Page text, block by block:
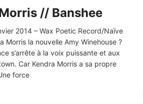
// Banshee
2014 – Wax Poetic Record/Naïve
la nouvelle Amy Winehouse ?
s’arrête à la voix puissante et aux
Car Kendra Morris a sa propre
force